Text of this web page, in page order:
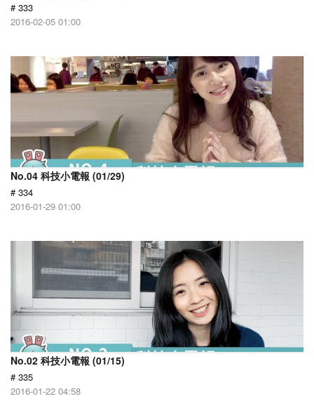
# 333
2016-02-05 01:00
No.04 科技小電報 (01/29)
# 334
2016-01-29 01:00
No.02 科技小電報 (01/15)
# 335
2016-01-22 04:58